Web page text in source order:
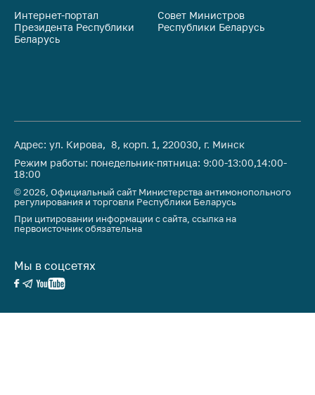
Интернет-портал
Президента Республики
Беларусь
Совет Министров
Республики Беларусь
Адрес: ул. Кирова, 8, корп. 1, 220030, г. Минск
Режим работы: понедельник-пятница: 9:00-13:00,14:00-
18:00
© 2026, Официальный сайт Министерства антимонопольного
регулирования и торговли Республики Беларусь
При цитировании информации с сайта, ссылка на
первоисточник обязательна
Мы в соцсетях